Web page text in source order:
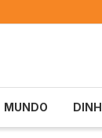
MUNDO